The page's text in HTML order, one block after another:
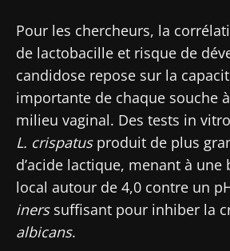
Pour les chercheurs, la
de lactobacille et risque de
candidose repose sur la
importante de chaque souche
milieu vaginal. Des tests in
L. crispatusproduit de plus
d’acide lactique, menant à une
local autour de 4,0 contre un
inerssuffisant pour inhiber la
albicans.Redirection
Se tenir
Rejoignez la communauté
professionnels de santé et
recevez le "Microbiota Digest"
Magazine" pour rester au
recevez le "Microbiota Digest"
Magazine" pour rester au
dernières actualités sur le
Je souhaite m'inscrire afin
d'autres actualités de